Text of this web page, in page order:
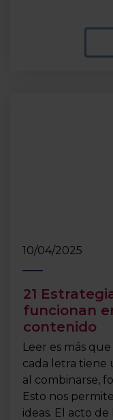
10/04/2025
21
funcionan
contenido
Leer es más
cada letra tiene
al combinarse,
Esto nos
ideas. El acto de